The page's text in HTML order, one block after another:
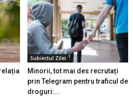
Subiectul Zilei
Minorii, tot mai des recrutați
prin Telegram pentru traficul de
droguri:...